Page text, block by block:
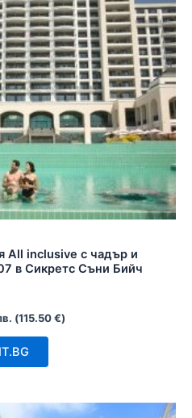
All inclusive с чадър и
в Сикретс Съни Бийч
(115.50€)